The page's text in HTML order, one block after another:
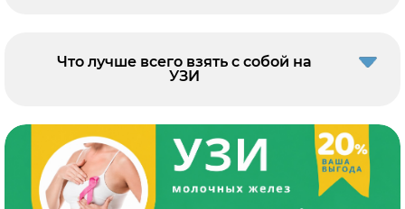
Что лучше всего взять с собой на
УЗИ